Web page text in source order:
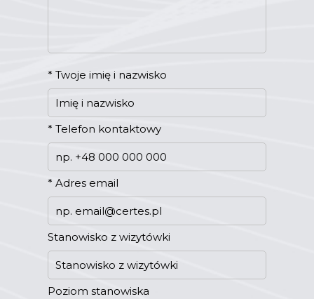
* Twoje imię i nazwisko
* Telefon kontaktowy
* Adres email
Stanowisko z wizytówki
Poziom stanowiska